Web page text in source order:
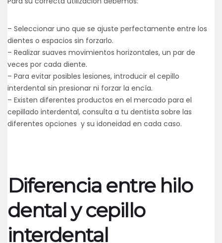
– Seleccionar uno que se ajuste perfectamente entre los
dientes o espacios sin forzarlo.
– Realizar suaves movimientos horizontales, un par de
veces por cada diente.
– Para evitar posibles lesiones, introducir el cepillo
interdental sin presionar ni forzar la encía.
– Existen diferentes productos en el mercado para el
cepillado interdental, consulta a tu dentista sobre las
diferentes opciones y su idoneidad en cada caso.
Diferencia entre hilo
dental y cepillo
interdental